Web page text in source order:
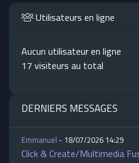
Utilisateurs en ligne
Aucun utilisateur en ligne
17 visiteurs au total
DERNIERS MESSAGES
Emmanuel- 18/07/2026 14:29
Click & Create/Multimedia